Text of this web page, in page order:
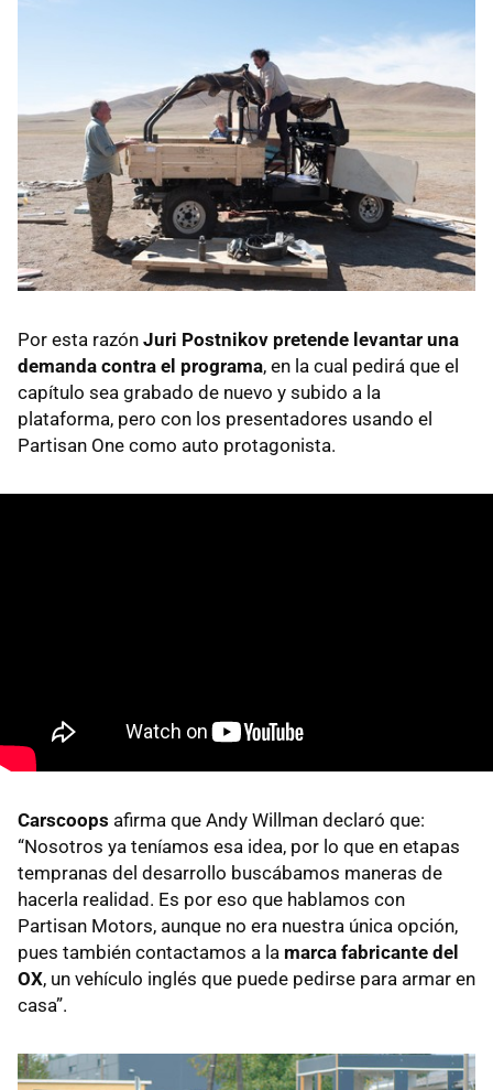
Por esta razón Juri Postnikov pretende levantar una
demanda contra el programa, en la cual pedirá que el
capítulo sea grabado de nuevo y subido a la
plataforma, pero con los presentadores usando el
Partisan One como auto protagonista.
Carscoops afirma que Andy Willman declaró que:
“Nosotros ya teníamos esa idea, por lo que en etapas
tempranas del desarrollo buscábamos maneras de
hacerla realidad. Es por eso que hablamos con
Partisan Motors, aunque no era nuestra única opción,
pues también contactamos a la marca fabricante del
OX, un vehículo inglés que puede pedirse para armar en
casa”.